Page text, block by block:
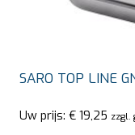
SARO TOP LINE
Uw prijs: € 19,25 zzgl.